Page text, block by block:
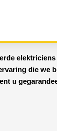
elektriciens
die we
u